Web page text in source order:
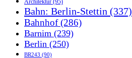
Architektur (95)
Bahn: Berlin-Stettin (337)
Bahnhof(286)
Barnim (239)
Berlin (250)
BR243 (90)